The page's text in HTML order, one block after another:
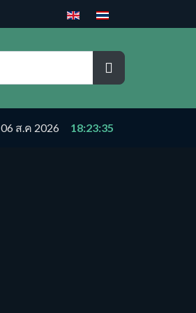
06 ส.ค 2026 18:23:35